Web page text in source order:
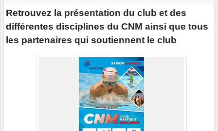
Retrouvez la présentation du club et des
différentes disciplines du CNM ainsi que tous
les partenaires qui soutiennent le club